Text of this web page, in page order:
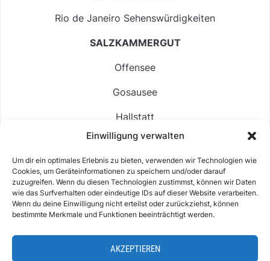
Einwilligung verwalten
Um dir ein optimales Erlebnis zu bieten, verwenden wir Technologien wie
Cookies, um Geräteinformationen zu speichern und/oder darauf
zuzugreifen. Wenn du diesen Technologien zustimmst, können wir Daten
wie das Surfverhalten oder eindeutige IDs auf dieser Website verarbeiten.
Wenn du deine Einwilligung nicht erteilst oder zurückziehst, können
bestimmte Merkmale und Funktionen beeinträchtigt werden.
AKZEPTIEREN
Rio de Janeiro Sehenswürdigkeiten
SALZKAMMERGUT
Offensee
Gosausee
Hallstatt
Langbathsee
Altausseer See
Hintersee
IMPRESSUM & KONTAKT